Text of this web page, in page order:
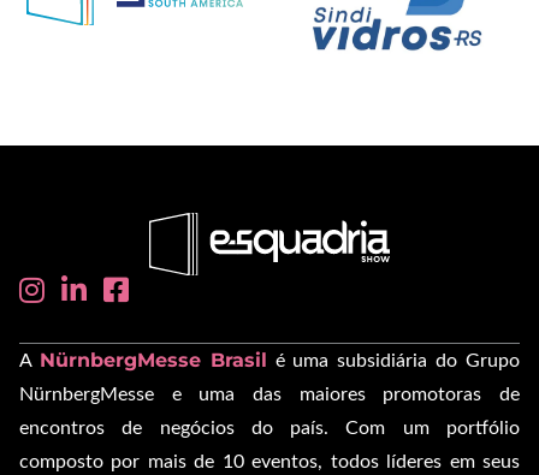
A NürnbergMesse Brasil é uma subsidiária do Grupo
NürnbergMesse e uma das maiores promotoras de
encontros de negócios do país. Com um portfólio
composto por mais de 10 eventos, todos líderes em seus